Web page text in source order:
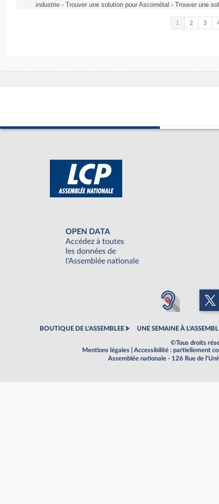
industrie - Trouver une solution pour Ascométal - Trouver une
1 2 3
OPEN DATA
Accédez à toutes
les données de
l'Assemblée nationale
BOUTIQUE DE L'ASSEMBLEE UNE SEMAINE À
©Tous droits
Mentions légales
Accessibilité : partiellement
Assemblée nationale - 126 Rue de